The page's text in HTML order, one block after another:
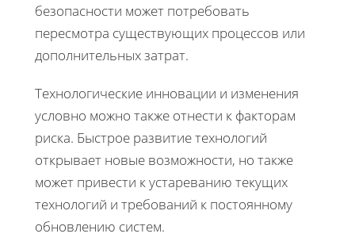
безопасности может потребовать
пересмотра существующих процессов или
дополнительных затрат.
Технологические инновации и изменения
условно можно также отнести к факторам
риска. Быстрое развитие технологий
открывает новые возможности, но также
может привести к устареванию текущих
технологий и требований к постоянному
обновлению систем.